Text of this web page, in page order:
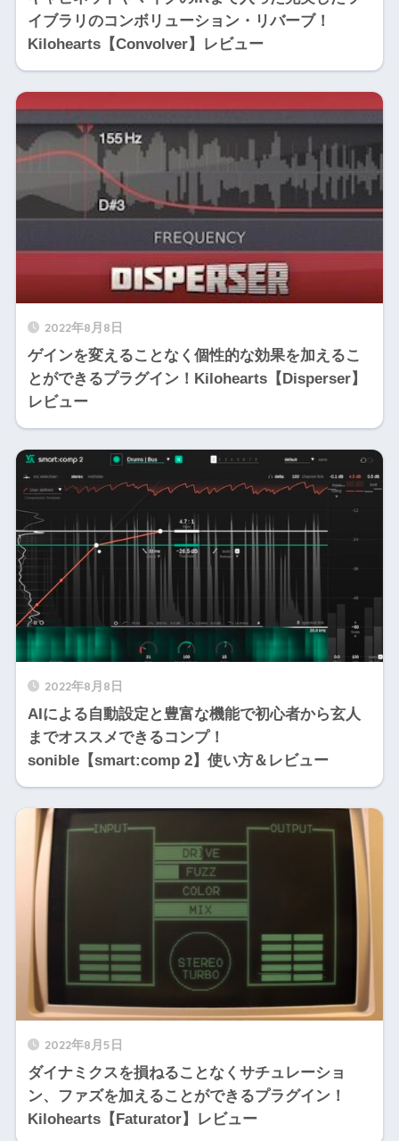
イブラリのコンボリューション・リバーブ！
Kilohearts【Convolver】レビュー
2022年8月8日
ゲインを変えることなく個性的な効果を加えるこ
とができるプラグイン！Kilohearts【Disperser】
レビュー
2022年8月8日
AIによる自動設定と豊富な機能で初心者から玄人
までオススメできるコンプ！
sonible【smart:comp 2】使い方＆レビュー
2022年8月5日
ダイナミクスを損ねることなくサチュレーショ
ン、ファズを加えることができるプラグイン！
Kilohearts【Faturator】レビュー